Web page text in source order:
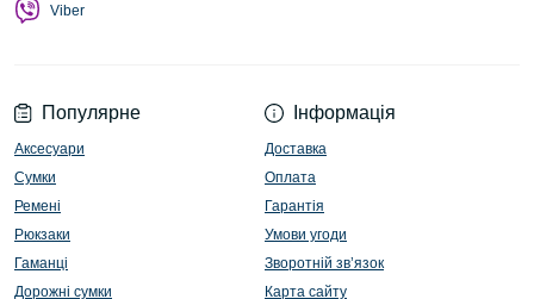
Популярне
Аксесуари
Сумки
Ремені
Рюкзаки
Гаманці
Дорожні сумки
Інформація
Доставка
Оплата
Гарантія
Умови угоди
Зворотній зв’язок
Карта сайту
Viber